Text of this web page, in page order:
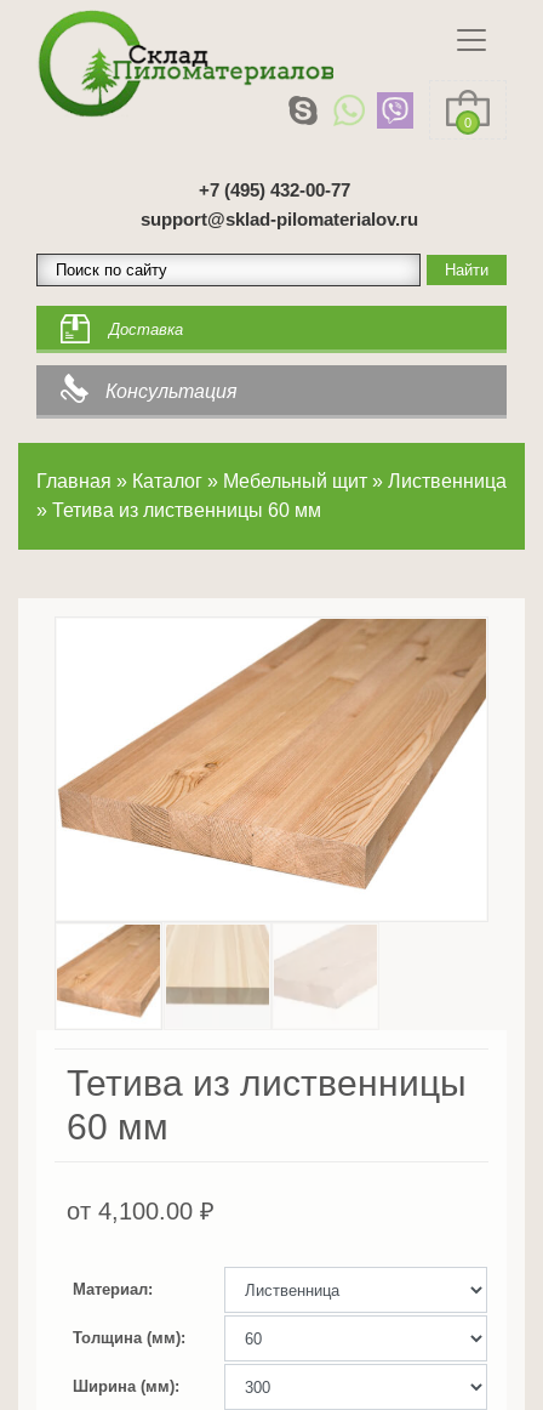
0
+7 (495) 432-00-77
support@sklad-pilomaterialov.ru
Доставка
Консультация
Главная » Каталог » Мебельный щит » Лиственница
» Тетива из лиственницы 60 мм
Тетива из лиственницы
60 мм
от 4,100.00 ₽
Материал
Толщина (мм)
Ширина (мм)